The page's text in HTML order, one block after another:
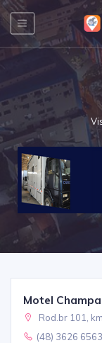
Motel
Rod.br 101,
(48) 3626 6563